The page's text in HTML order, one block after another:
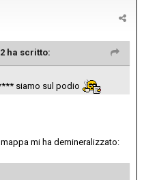
ha scritto:
siamo sul podio
mi ha demineralizzato: